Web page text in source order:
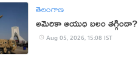
తెలంగాణ
అమెరికా ఆయుధ బలం తగ్గిందా?
Aug 05, 2026, 15:08 IST